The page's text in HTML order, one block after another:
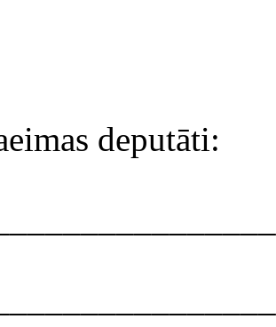
deputāti: